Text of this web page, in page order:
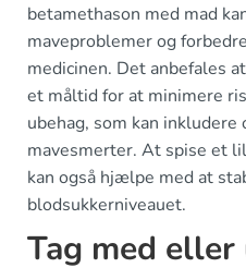
betamethason med mad
maveproblemer og
medicinen. Det anbefales
et måltid for at minimere
ubehag, som kan
mavesmerter. At spise et
kan også hjælpe med at
blodsukkerniveauet.
Tag med